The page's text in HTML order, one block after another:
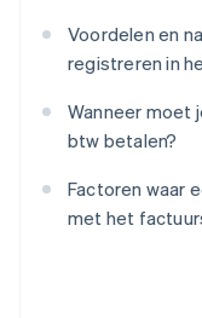
Voordelen en
registreren in
Wanneer moet
btw betalen?
Factoren waar
met het